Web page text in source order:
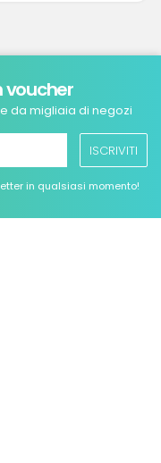
voucher
da migliaia di negozi
ISCRIVITI
in qualsiasi momento!